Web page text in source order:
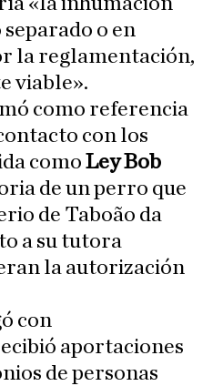
o en
la reglamentación,
viable».
como referencia
con los
como Ley Bob
de un perro que
de Taboão da
a su tutora
la autorización
con
aportaciones
de personas